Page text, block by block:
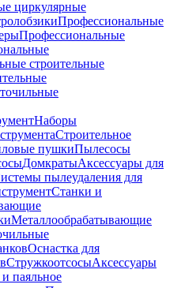
циркулярные
Профессиональные
Профессиональные
строительные
Наборы
Строительное
пушкиПылесосы
ДомкратыАксессуары для
пылеудаления для
Станки и
Металлообрабатывающие
Оснастка для
СтружкоотсосыАксессуары
паяльное